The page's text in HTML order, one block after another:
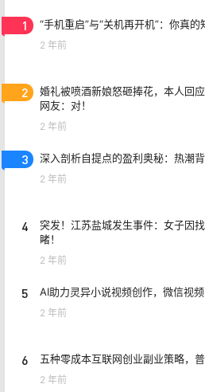
1 “手机重启”与“关机再开机”：你真的
2 年前
2
婚礼被喷酒新娘怒砸捧花，本人回
网友：对！
2 年前
3 深入剖析自提点的盈利奥秘：热潮
2 年前
4
突发！江苏盐城发生事件：女子因
睹！
2 年前
5 AI助力灵异小说视频创作，微信视
2 年前
6 五种零成本互联网创业副业策略，
2 年前